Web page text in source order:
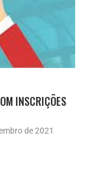
INSCRIÇÕES
de 2021